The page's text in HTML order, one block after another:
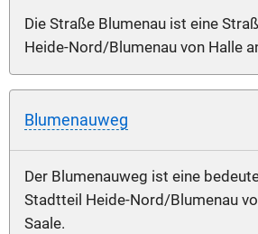
Die Straße Blumenau ist eine
Heide-Nord/Blumenau von Halle
Blumenauweg
Der Blumenauweg ist eine
Stadtteil Heide-Nord/Blumenau
Saale.